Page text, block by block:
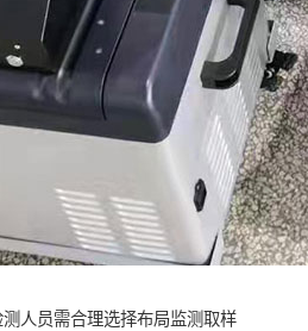
人员需合理选择布局监测取样